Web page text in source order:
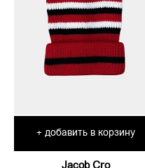
+ добавить в корзину